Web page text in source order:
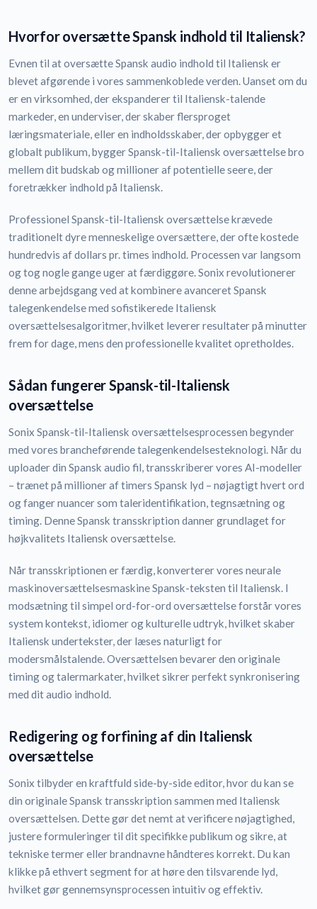
Hvorfor oversætte Spansk indhold til Italiensk?
Evnen til at oversætte Spansk audio indhold til Italiensk er
blevet afgørende i vores sammenkoblede verden. Uanset om du
er en virksomhed, der ekspanderer til Italiensk-talende
markeder, en underviser, der skaber flersproget
læringsmateriale, eller en indholdsskaber, der opbygger et
globalt publikum, bygger Spansk-til-Italiensk oversættelse bro
mellem dit budskab og millioner af potentielle seere, der
foretrækker indhold på Italiensk.
Professionel Spansk-til-Italiensk oversættelse krævede
traditionelt dyre menneskelige oversættere, der ofte kostede
hundredvis af dollars pr. times indhold. Processen var langsom
og tog nogle gange uger at færdiggøre. Sonix revolutionerer
denne arbejdsgang ved at kombinere avanceret Spansk
talegenkendelse med sofistikerede Italiensk
oversættelsesalgoritmer, hvilket leverer resultater på minutter
frem for dage, mens den professionelle kvalitet opretholdes.
Sådan fungerer Spansk-til-Italiensk
oversættelse
Sonix Spansk-til-Italiensk oversættelsesprocessen begynder
med vores brancheførende talegenkendelsesteknologi. Når du
uploader din Spansk audio fil, transskriberer vores AI-modeller
– trænet på millioner af timers Spansk lyd – nøjagtigt hvert ord
og fanger nuancer som taleridentifikation, tegnsætning og
timing. Denne Spansk transskription danner grundlaget for
højkvalitets Italiensk oversættelse.
Når transskriptionen er færdig, konverterer vores neurale
maskinoversættelsesmaskine Spansk-teksten til Italiensk. I
modsætning til simpel ord-for-ord oversættelse forstår vores
system kontekst, idiomer og kulturelle udtryk, hvilket skaber
Italiensk undertekster, der læses naturligt for
modersmålstalende. Oversættelsen bevarer den originale
timing og talermarkater, hvilket sikrer perfekt synkronisering
med dit audio indhold.
Redigering og forfining af din Italiensk
oversættelse
Sonix tilbyder en kraftfuld side-by-side editor, hvor du kan se
din originale Spansk transskription sammen med Italiensk
oversættelsen. Dette gør det nemt at verificere nøjagtighed,
justere formuleringer til dit specifikke publikum og sikre, at
tekniske termer eller brandnavne håndteres korrekt. Du kan
klikke på ethvert segment for at høre den tilsvarende lyd,
hvilket gør gennemsynsprocessen intuitiv og effektiv.